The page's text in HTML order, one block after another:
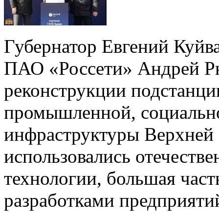
Губернатор Евгений
ПАО «Россети» Андрей
реконструкции
промышленной,
инфраструктуры
использовались
технологии, большая
разработками